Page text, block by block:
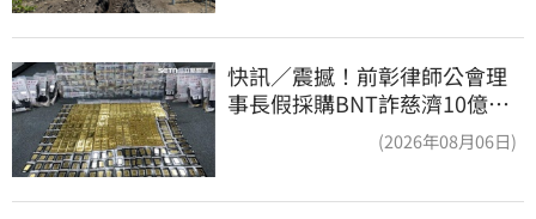
快訊／震撼！前彰律師公會理
事長假採購BNT詐慈濟10億、
洗錢囤232kg黃金(2026年08月06日)